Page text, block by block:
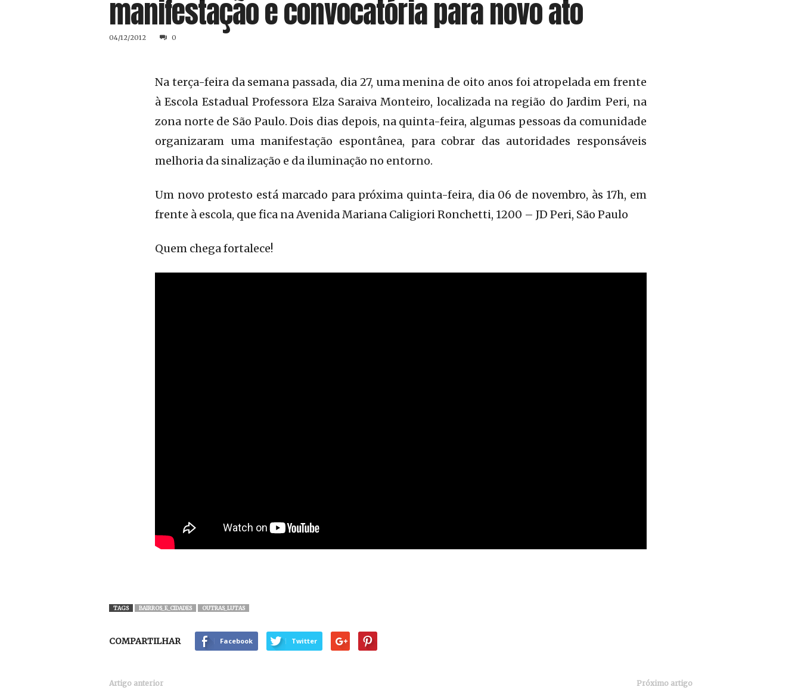
manifestação e convocatória para novo ato
04/12/2012 0
Na terça-feira da semana passada, dia 27, uma menina de oito anos foi atropelada em frente
à Escola Estadual Professora Elza Saraiva Monteiro, localizada na região do Jardim Peri, na
zona norte de São Paulo. Dois dias depois, na quinta-feira, algumas pessoas da comunidade
organizaram uma manifestação espontânea, para cobrar das autoridades responsáveis
melhoria da sinalização e da iluminação no entorno.
Um novo protesto está marcado para próxima quinta-feira, dia 06 de novembro, às 17h, em
frente à escola, que fica na Avenida Mariana Caligiori Ronchetti, 1200 – JD Peri, São Paulo
Quem chega fortalece!
TAGS BAIRROS_E_CIDADES OUTRAS_LUTAS
COMPARTILHAR Facebook Twitter
Artigo anterior Próximo artigo